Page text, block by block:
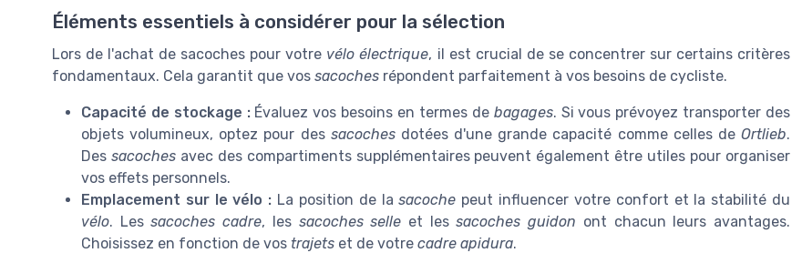
Éléments essentiels à considérer pour la sélection
Lors de l'achat de sacoches pour votre vélo électrique, il est crucial de se concentrer sur certains critères
fondamentaux. Cela garantit que vos sacoches répondent parfaitement à vos besoins de cycliste.
Capacité de stockage :Évaluez vos besoins en termes de bagages. Si vous prévoyez transporter des
objets volumineux, optez pour des sacochesdotées d'une grande capacité comme celles deOrtlieb.
Des sacochesavec des compartiments supplémentaires peuvent également être utiles pour organiser
vos effets personnels.
Emplacement sur le vélo : La position de lasacoche peut influencer votre confort et la stabilité du
vélo. Lessacoches cadre, les sacoches selle et lessacoches guidon ont chacun leurs avantages.
Choisissez en fonction de vos trajets et de votre cadre apidura.